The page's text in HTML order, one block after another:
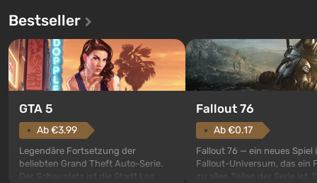
Bestseller
GTA 5
Ab €3.99
Legendäre Fortsetzung der
beliebten Grand Theft Auto-Serie.
Der Schauplatz ist die Stadt Los
Fallout 76
Ab €0.17
Fallout 76 — ein neues Spiel
Fallout-Universum, das ein
zu allen Teilen der Serie ist.